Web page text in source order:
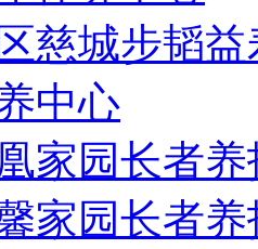
慈城步韬益
中心
家园长者
家园长者